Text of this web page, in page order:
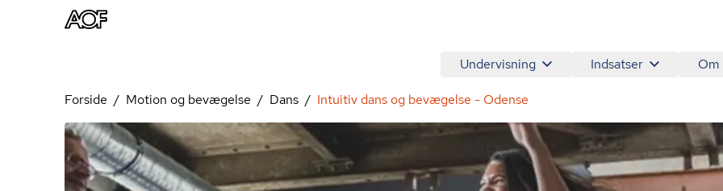
Undervisning Indsatser Om
Forside Motion og bevægelse Dans Intuitiv dans og bevægelse - Odense